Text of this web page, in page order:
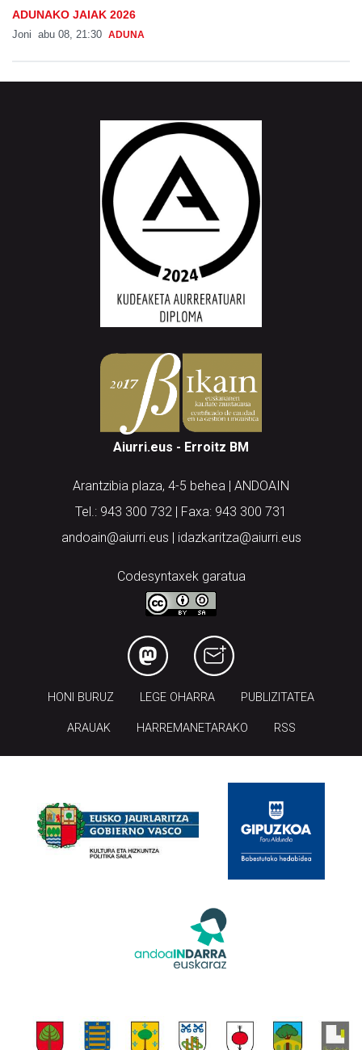
ADUNAKO JAIAK 2026
Joni abu 08, 21:30 ADUNA
Aiurri.eus - Erroitz BM
Arantzibia plaza, 4-5 behea | ANDOAIN
Tel.: 943 300 732 | Faxa: 943 300 731
andoain@aiurri.eus | idazkaritza@aiurri.eus
Codesyntaxek garatua
HONI BURUZ LEGE OHARRA PUBLIZITATEA
ARAUAK HARREMANETARAKO RSS